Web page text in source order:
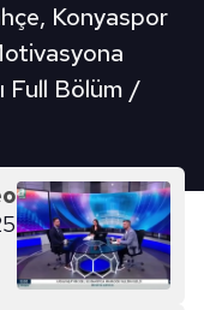
Konyaspor
Full Bölüm /